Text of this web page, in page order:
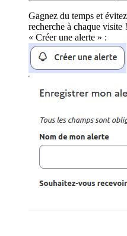
Gagnez du temps et
recherche à chaque
« Créer une alerte » :